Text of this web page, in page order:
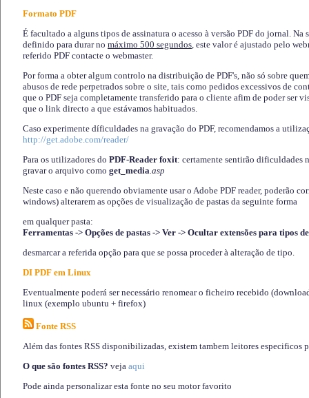
Formato PDF
É facultado a alguns tipos de assinatura o acesso à versão PDF do jornal. Na
definido para durar no máximo 500 segundos, este valor é ajustado pelo
referido PDF contacte o webmaster.
Por forma a obter algum controlo na distribuição de PDF's, não só sobre
abusos de rede perpetrados sobre o site, tais como pedidos excessivos de
que o PDF seja completamente transferido para o cliente afim de poder ser
que o link directo a que estávamos habituados.
Caso experimente díficuldades na gravação do PDF, recomendamos a
http://get.adobe.com/reader/
Para os utilizadores do PDF-Reader foxit: certamente sentirão dificuldades
gravar o arquivo como get_media.asp
Neste caso e não querendo obviamente usar o Adobe PDF reader, poderão
windows) alterarem as opções de visualização de pastas da seguinte forma
em qualquer pasta:
Ferramentas -> Opções de pastas -> Ver -> Ocultar extensões para tipos
desmarcar a referida opção para que se possa proceder à alteração de tipo.
DI PDF em Linux
Eventualmente poderá ser necessário renomear o ficheiro recebido
linux (exemplo ubuntu + firefox)
Fonte RSS
Além das fontes RSS disponibilizadas, existem tambem leitores especificos
O que são fontes RSS? veja aqui
Pode ainda personalizar esta fonte no seu motor favorito